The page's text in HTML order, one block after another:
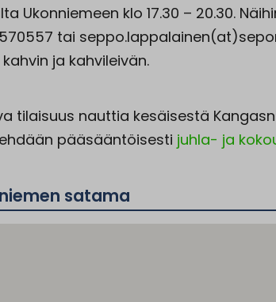
Ukonniemeen klo 17.30 – 20.30.
tai
ja kahvileivän.
tilaisuus nauttia kesäisestä
pääsääntöisesti juhla- ja
satama